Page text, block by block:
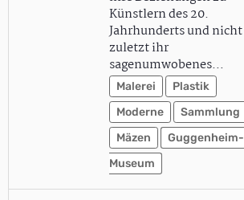
Künstlern des 20.
Jahrhunderts und nicht
zuletzt ihr
sagenumwobenes…
Malerei
Plastik
Moderne
Sammlung
Mäzen
Guggenheim-
Museum